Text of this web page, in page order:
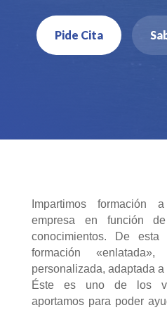
Pide Cita
Impartimos formación
empresa en función
conocimientos. De esta
formación «enlatada»,
personalizada, adaptada
Éste es uno de los
aportamos para poder